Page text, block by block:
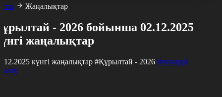
Жаңалықтар
- 2026 бойынша 02.12.2025
жаңалықтар
күнгі жаңалықтар #Құрылтай - 2026 Фильтрді